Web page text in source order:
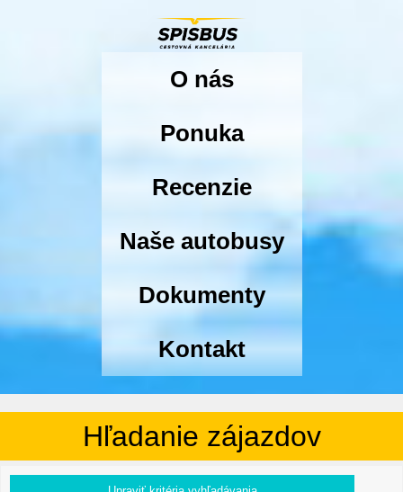
O nás
Ponuka
Recenzie
Naše autobusy
Dokumenty
Kontakt
Hľadanie zájazdov